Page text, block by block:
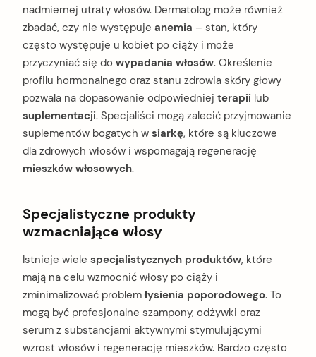
nadmiernej utraty włosów. Dermatolog może również
zbadać, czy nie występuje anemia – stan, który
często występuje u kobiet po ciąży i może
przyczyniać się do wypadania włosów. Określenie
profilu hormonalnego oraz stanu zdrowia skóry głowy
pozwala na dopasowanie odpowiedniej terapii lub
suplementacji. Specjaliści mogą zalecić przyjmowanie
suplementów bogatych w siarkę, które są kluczowe
dla zdrowych włosów i wspomagają regenerację
mieszków włosowych.
Specjalistyczne produkty
wzmacniające włosy
Istnieje wiele specjalistycznych produktów, które
mają na celu wzmocnić włosy po ciąży i
zminimalizować problem łysienia poporodowego. To
mogą być profesjonalne szampony, odżywki oraz
serum z substancjami aktywnymi stymulującymi
wzrost włosów i regenerację mieszków. Bardzo często